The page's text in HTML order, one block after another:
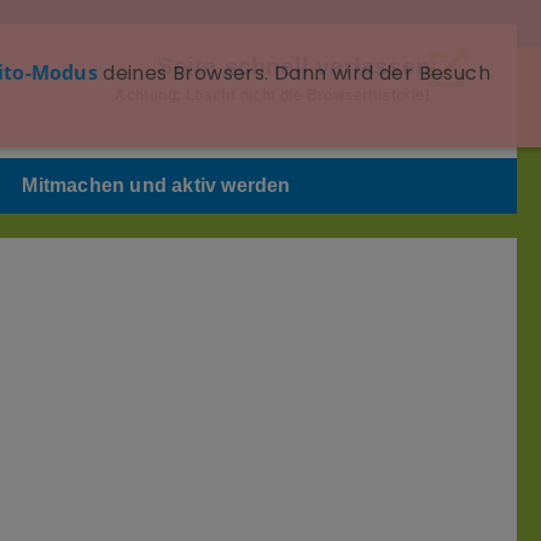
Seite schnell verlassen
Mitmachen und aktiv werden
Modusdeines Browsers. Dann wird der Besuch